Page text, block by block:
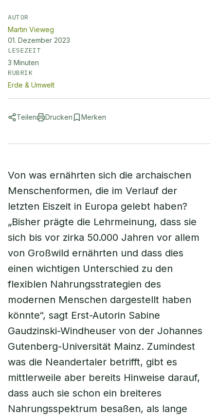
AUTOR
Martin Vieweg
01. Dezember 2023
LESEZEIT
3 Minuten
RUBRIK
Erde & Umwelt
Teilen Drucken Merken
Von was ernährten sich die archaischen
Menschenformen, die im Verlauf der
letzten Eiszeit in Europa gelebt haben?
„Bisher prägte die Lehrmeinung, dass sie
sich bis vor zirka 50.000 Jahren vor allem
von Großwild ernährten und dass dies
einen wichtigen Unterschied zu den
flexiblen Nahrungsstrategien des
modernen Menschen dargestellt haben
könnte“, sagt Erst-Autorin Sabine
Gaudzinski-Windheuser von der Johannes
Gutenberg-Universität Mainz. Zumindest
was die Neandertaler betrifft, gibt es
mittlerweile aber bereits Hinweise darauf,
dass auch sie schon ein breiteres
Nahrungsspektrum besaßen, als lange